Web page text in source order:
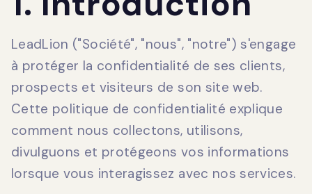
LeadLion ("Société", "nous", "notre") s'engage
à protéger la confidentialité de ses clients,
prospects et visiteurs de son site web.
Cette politique de confidentialité explique
comment nous collectons, utilisons,
divulguons et protégeons vos informations
lorsque vous interagissez avec nos services.